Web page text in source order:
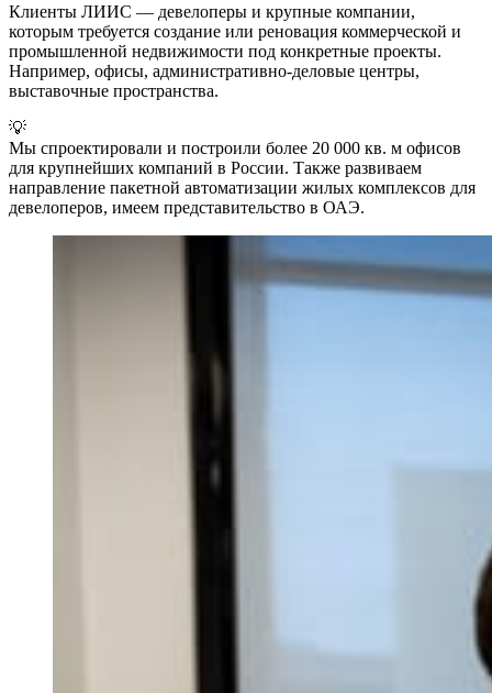
Клиенты ЛИИС — девелоперы и крупные компании,
которым требуется создание или реновация коммерческой и
промышленной недвижимости под конкретные проекты.
Например, офисы, административно-деловые центры,
выставочные пространства.
💡
Мы спроектировали и построили более 20 000 кв. м офисов
для крупнейших компаний в России. Также развиваем
направление пакетной автоматизации жилых комплексов для
девелоперов, имеем представительство в ОАЭ.